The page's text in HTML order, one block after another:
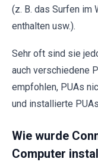
(z. B. das Surfen im
enthalten usw.).
Sehr oft sind sie
auch verschiedene
empfohlen, PUAs
und installierte
Wie wurde
Computer